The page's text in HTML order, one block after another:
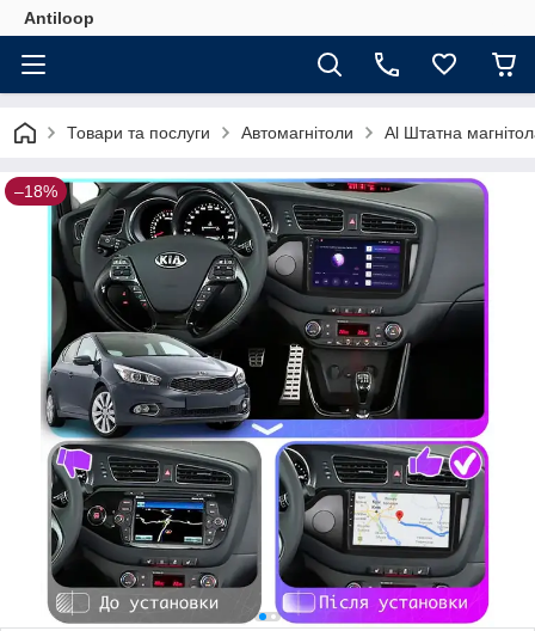
Antiloop
Товари та послуги Автомагнітоли Al Штатна
–18%